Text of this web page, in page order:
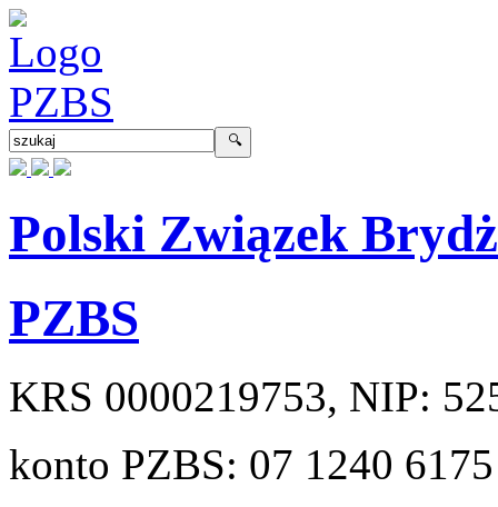
Polski Związek
PZBS
KRS 0000219753, NIP:
konto PZBS: 07 1240